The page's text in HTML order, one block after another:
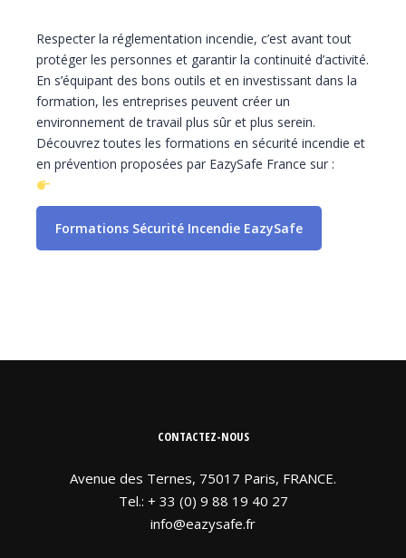
Respecter la réglementation incendie, c’est avant tout
protéger les personnes et garantir la continuité d’activité.
En s’équipant des bons outils et en investissant dans la
formation, les entreprises peuvent créer un
environnement de travail plus sûr et plus serein.
Découvrez toutes les formations en sécurité incendie et
en prévention proposées par EazySafe France sur :
Formations Sécurité Incendie EazySafe
CONTACTEZ-NOUS
Avenue des Ternes, 75017 Paris, FRANCE.
Tel.: + 33 (0) 9 88 19 40 27
info@eazysafe.fr